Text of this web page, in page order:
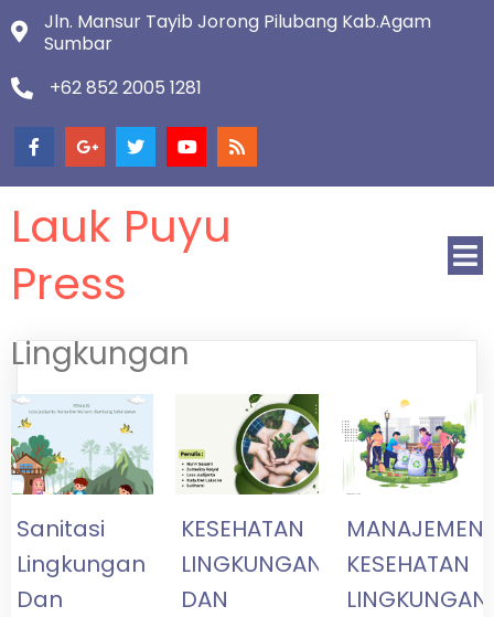
Jln. Mansur Tayib Jorong Pilubang Kab.Agam
Sumbar
+62 852 2005 1281
Lauk Puyu
Press
Lingkungan
Sanitasi
Lingkungan
Dan
KESEHATAN
LINGKUNGAN
DAN
MANAJEMEN
KESEHATAN
LINGKUNGAN